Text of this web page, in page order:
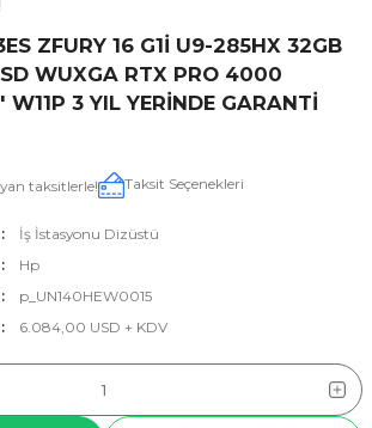
ZFURY 16 G1İ U9-285HX 32GB
WUXGA RTX PRO 4000
W11P 3 YIL YERİNDE GARANTİ
taksitlerle! Taksit Seçenekleri
İş İstasyonu Dizüstü
Hp
p_UN140HEW0015
6.084,00 USD + KDV